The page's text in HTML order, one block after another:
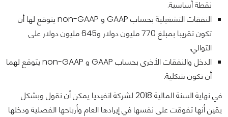
نقطة أساسية.
النفقات التشغيلية بحساب GAAP و non-GAAP يتوقع لها أن
تكون تقريبا بمبلغ 770 مليون دولار و645 مليون دولار على
التوالي.
الدخل والنفقات الأخرى بحساب GAAP و non-GAAP يتوقع لهما
أن تكون شكلية.
في نهاية السنة المالية 2018 لشركة انفيديا يمكن أن نقول وبشكل
يقين أنها تفوقت على نفسها في إيرادها العام وأرباحها الفصلية ودخلها